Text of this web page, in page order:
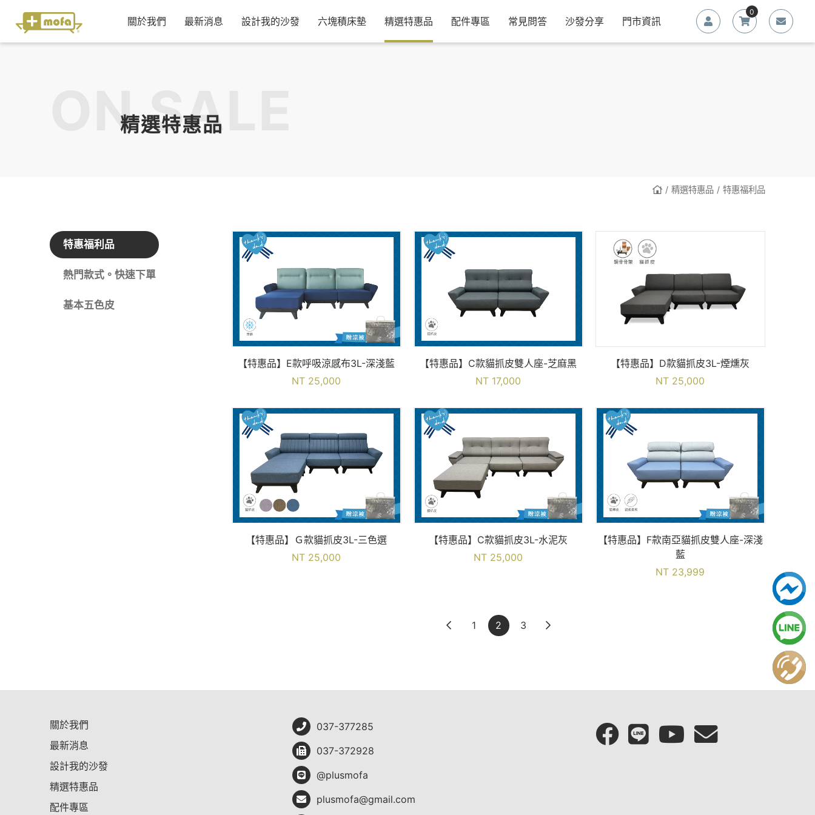
關於我們 最新消息 設計我的沙發 六塊積床墊 精選特惠品 配件專區 常見問答 沙發分享 門市資訊
0
ON SALE
精選特惠品
精選特惠品 特惠福利品
特惠福利品
熱門款式。快速下單
基本五色皮
【特惠品】E款呼吸涼感布3L-深淺藍
NT 25,000
【特惠品】C款貓抓皮雙人座-芝麻黑
NT 17,000
【特惠品】D款貓抓皮3L-煙燻灰
NT 25,000
【特惠品】Ｇ款貓抓皮3L-三色選
NT 25,000
【特惠品】C款貓抓皮3L-水泥灰
NT 25,000
【特惠品】F款南亞貓抓皮雙人座-深淺
藍
NT 23,999
1 2 3
關於我們
最新消息
設計我的沙發
精選特惠品
配件專區
037-377285
037-372928
@plusmofa
plusmofa@gmail.com